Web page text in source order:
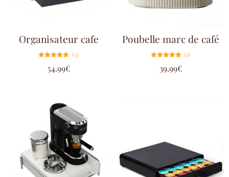
Organisateur cafe
5.00
sur 5
(3)
54.99€
Poubelle marc de café
5.00
sur 5
(1)
39.99€